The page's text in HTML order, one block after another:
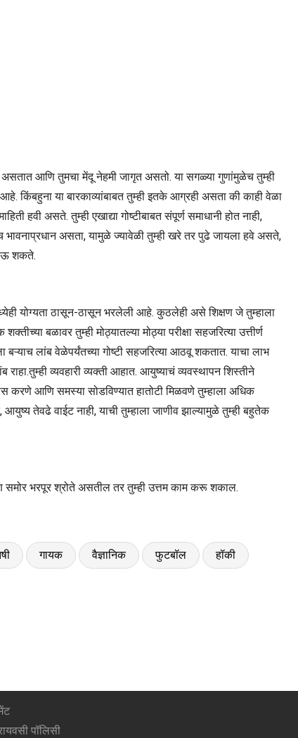
असतात आणि तुमचा मेंदू नेहमी जागृत असतो. या सगळ्या गुणांमुळेच तुम्ही
किंबहुना या बारकाव्यांबाबत तुम्ही इतके आग्रही असता की काही वेळा
हवी असते. तुम्ही एखाद्या गोष्टीबाबत संपूर्ण समाधानी होत नाही,
भावनाप्रधान असता, यामुळे ज्यावेळी तुम्ही खरे तर पुढे जायला हवे असते,
शकते.
योग्यता ठासून-ठासून भरलेली आहे. कुठलेही असे शिक्षण जे तुम्हाला
बळावर तुम्ही मोठ्यातल्या मोठ्या परीक्षा सहजरित्या उत्तीर्ण
लांब वेळेपर्यंतच्या गोष्टी सहजरित्या आठवू शकतात. याचा लाभ
व्यवहारी व्यक्ती आहात. आयुष्याचं व्यवस्थापन शिस्तीने
करणे आणि समस्या सोडविण्यात हातोटी मिळवणे तुम्हाला अधिक
तेवढे वाईट नाही, याची तुम्हाला जाणीव झाल्यामुळे तुम्ही बहुतेक
समोर भरपूर श्रोते असतील तर तुम्ही उत्तम काम करू शकाल.
गायक वैज्ञानिक फुटबॉल हॉकी
पॉलिसी